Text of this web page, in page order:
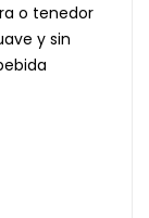
o tenedor
y sin